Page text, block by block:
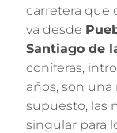
carretera que
va desde
Santiago de
coníferas,
años, son una
supuesto, las
singular para